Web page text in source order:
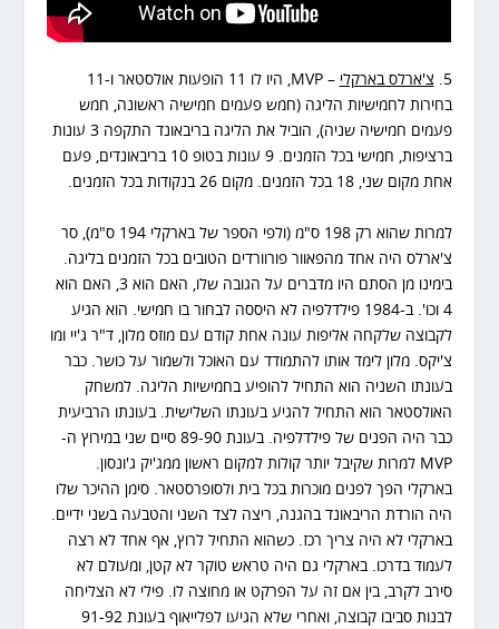
5. צ'ארלס בארקלי
– MVP, היו לו 11 הופעות אולסטאר ו-11
בחירות לחמישיות הליגה (חמש פעמים חמישיה ראשונה, חמש
פעמים חמישיה שניה), הוביל את הליגה בריבאונד התקפה 3 עונות
ברציפות, חמישי בכל הזמנים. 9 עונות בטופ 10 בריבאונדים, פעם
אחת מקום שני, 18 בכל הזמנים. מקום 26 בנקודות בכל הזמנים.
למרות שהוא רק 198 ס"מ (ולפי הספר של בארקלי 194 ס"מ), סר
צ'ארלס היה אחד מהפאוור פורוורדים הטובים בכל הזמנים בליגה.
בימינו מן הסתם היו מדברים על הגובה שלו, האם הוא 3, האם הוא
4 וכו'. ב-1984 פילדלפיה לא היססה לבחור בו חמישי. הוא הגיע
לקבוצה שלקחה אליפות עונה אחת קודם עם מוזס מלון, ד"ר ג'יי ומו
צ'יקס. מלון לימד אותו להתמודד עם האוכל ולשמור על כושר. כבר
בעונתו השניה הוא התחיל להופיע בחמישיות הליגה. למשחק
האולסטאר הוא התחיל להגיע בעונתו השלישית. בעונתו הרביעית
כבר היה הפנים של פילדלפיה. בעונת 89-90 סיים שני במירוץ ה-
MVP למרות שקיבל יותר קולות למקום ראשון ממג'יק ג'ונסון.
בארקלי הפך לפנים מוכרות בכל בית ולסופרסטאר. סימן ההיכר שלו
היה הורדת הריבאונד בהגנה, ריצה לצד השני והטבעה בשני ידיים.
בארקלי לא היה צריך רכז. כשהוא התחיל לרוץ, אף אחד לא רצה
לעמוד בדרכו. בארקלי גם היה טראש טוקר לא קטן, ומעולם לא
סירב לקרב, בין אם זה על הפרקט או מחוצה לו. פילי לא הצליחה
לבנות סביבו קבוצה, ואחרי שלא הגיעו לפלייאוף בעונת 91-92